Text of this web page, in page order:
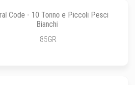
Code - 10 Tonno e Piccoli Pesci
Bianchi
85GR